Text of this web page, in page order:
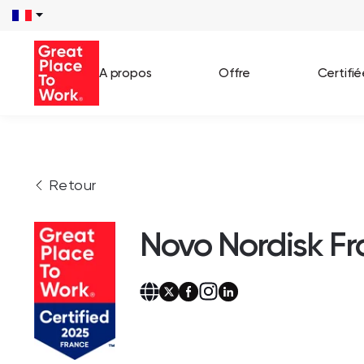
A propos Offre
Cas
Retour
Novo Nordisk